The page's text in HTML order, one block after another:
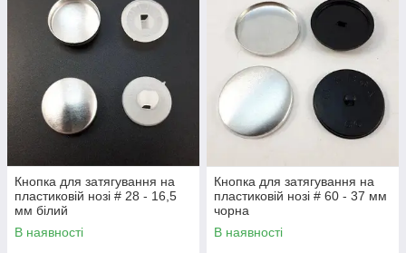
Кнопка для затягування на
пластиковій нозі # 28 - 16,5
мм білий
В наявності
Кнопка для затягування на
пластиковій нозі # 60 - 37 мм
чорна
В наявності